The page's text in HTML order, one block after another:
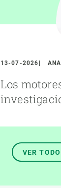
13-07-2026
Los
VER